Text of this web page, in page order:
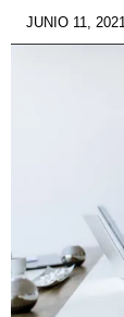
JUNIO 11, 2021